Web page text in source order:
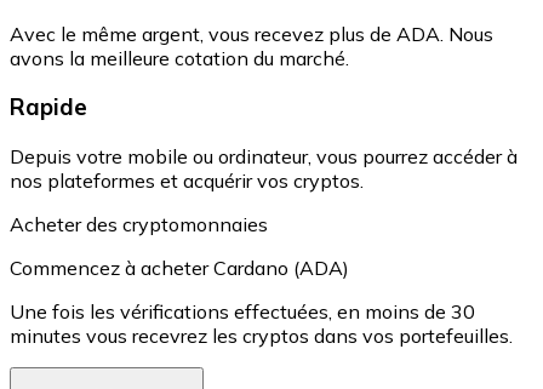
Avec le même argent, vous recevez plus de ADA. Nous
avons la meilleure cotation du marché.
Rapide
Depuis votre mobile ou ordinateur, vous pourrez accéder à
nos plateformes et acquérir vos cryptos.
Acheter des cryptomonnaies
Commencez à acheter Cardano (ADA)
Une fois les vérifications effectuées, en moins de 30
minutes vous recevrez les cryptos dans vos portefeuilles.